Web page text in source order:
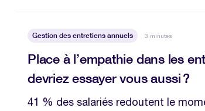
Gestion des entretiens annuels 3 minutes
Place à l’empathie dans les
devriez essayer vous aussi ?
41 % des salariés redoutent le